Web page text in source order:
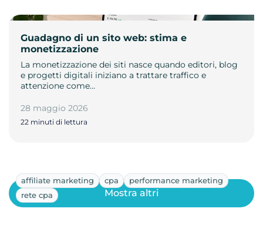
Guadagno di un sito web: stima e
monetizzazione
La monetizzazione dei siti nasce quando editori, blog
e progetti digitali iniziano a trattare traffico e
attenzione come…
28 maggio 2026
22 minuti di lettura
affiliate marketing cpa
performance marketing
rete cpa
Mostra altri